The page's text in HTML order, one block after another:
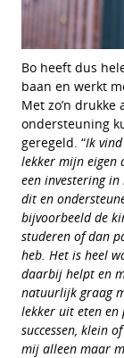
Bo heeft dus
baan en werkt
Met zo’n
ondersteuning
geregeld. “Ik
lekker mijn eigen
een investering
dit en
bijvoorbeeld de
studeren of dan
heb. Het is heel
daarbij helpt en
natuurlijk graag
lekker uit eten en
successen, klein
mij alleen maar